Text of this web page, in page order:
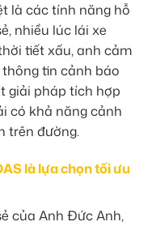
là các tính năng hỗ
nhiều lúc lái xe
tiết xấu, anh cảm
tin cảnh báo
giải pháp tích hợp
có khả năng cảnh
trên đường.
là lựa chọn tối ưu
của Anh Đức Anh,